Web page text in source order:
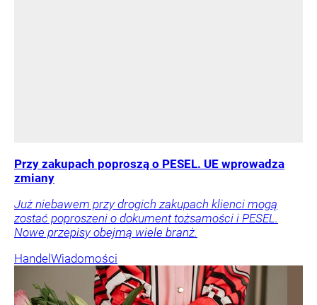
Przy zakupach poproszą o PESEL. UE wprowadza
zmiany
Już niebawem przy drogich zakupach klienci mogą
zostać poproszeni o dokument tożsamości i PESEL.
Nowe przepisy obejmą wiele branż.
HandelWiadomości